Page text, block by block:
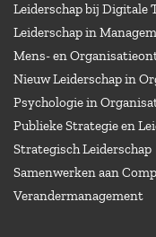
Leiderschap bij Digitale
Leiderschap in
Mens- en
Nieuw Leiderschap in
Psychologie in
Publieke Strategie en
Strategisch Leiderschap
Samenwerken aan
Verandermanagement